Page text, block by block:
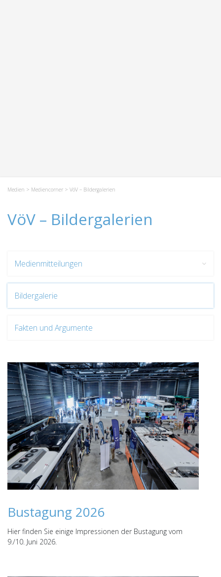
Medien > Mediencorner > VöV – Bildergalerien
VöV – Bildergalerien
Medienmitteilungen
Bildergalerie
Fakten und Argumente
Bustagung 2026
Hier finden Sie einige Impressionen der Bustagung vom
9./10. Juni 2026.